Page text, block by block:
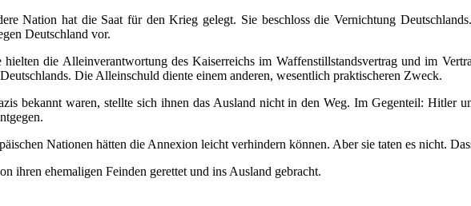
Nation hat die Saat für den Krieg gelegt. Sie beschloss die Vernichtung
Deutschland vor.
hielten die Alleinverantwortung des Kaiserreichs im Waffenstillstandsvertrag und im
Die Alleinschuld diente einem anderen, wesentlich praktischeren Zweck.
bekannt waren, stellte sich ihnen das Ausland nicht in den Weg. Im Gegenteil: Hitler
Nationen hätten die Annexion leicht verhindern können. Aber sie taten es nicht.
ihren ehemaligen Feinden gerettet und ins Ausland gebracht.